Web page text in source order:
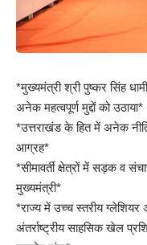
*मुख्यमंत्री श्री पुष्कर सिंह
अनेक महत्वपूर्ण मुद्दों को उठाया*
*उत्तराखंड के हित में अनेक
आग्रह*
*सीमावर्ती क्षेत्रों में सड़क व
मुख्यमंत्री*
*राज्य में उच्च स्तरीय
अंतर्राष्ट्रीय साहसिक खेल